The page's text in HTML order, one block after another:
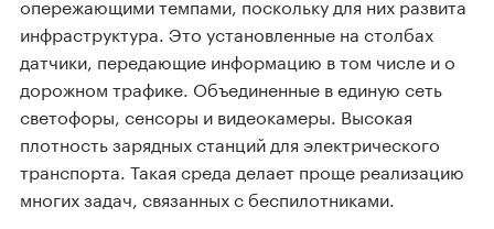
инфраструктура. Это установленные на столбах
датчики, передающие информацию в том числе и о
дорожном трафике. Объединенные в единую сеть
светофоры, сенсоры и видеокамеры. Высокая
плотность зарядных станций для электрического
транспорта. Такая среда делает проще реализацию
многих задач, связанных с беспилотниками.